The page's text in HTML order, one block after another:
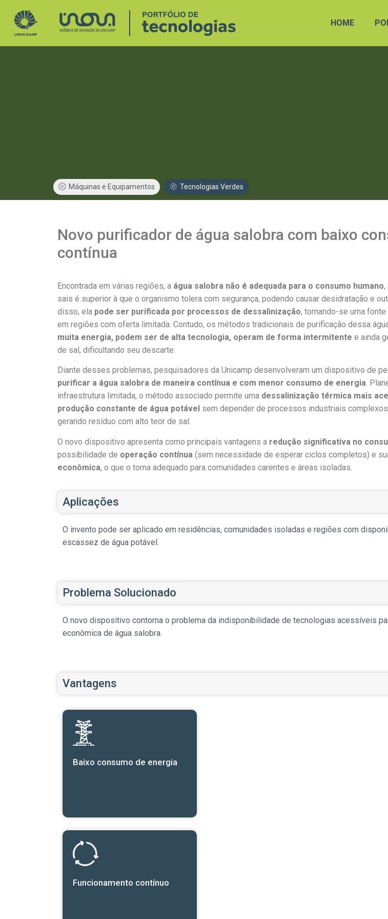
HOME
Máquinas e Equipamentos Tecnologias Verdes
Novo purificador de água salobra com baixo
contínua
Encontrada em várias regiões, a água salobra não é adequada para o consumo humano,
sais é superior à que o organismo tolera com segurança, podendo causar desidratação e
disso, ela pode ser purificada por processos de dessalinização, tornando-se uma
em regiões com oferta limitada. Contudo, os métodos tradicionais de purificação dessa
muita energia, podem ser de alta tecnologia, operam de forma intermitente e ainda
de sal, dificultando seu descarte.
Diante desses problemas, pesquisadores da Unicamp desenvolveram um dispositivo de
purificar a água salobra de maneira contínua e com menor consumo de energia.
infraestrutura limitada, o método associado permite uma dessalinização térmica mais
produção constante de água potável sem depender de processos industriais
gerando resíduo com alto teor de sal.
O novo dispositivo apresenta como principais vantagens a redução significativa no
possibilidade de operação contínua (sem necessidade de esperar ciclos completos) e
econômica, o que o torna adequado para comunidades carentes e áreas isoladas.
Aplicações
O invento pode ser aplicado em residências, comunidades isoladas e regiões com
escassez de água potável.
Problema Solucionado
O novo dispositivo contorna o problema da indisponibilidade de tecnologias acessíveis
econômica de água salobra.
Vantagens
Baixo consumo de energia
Funcionamento contínuo